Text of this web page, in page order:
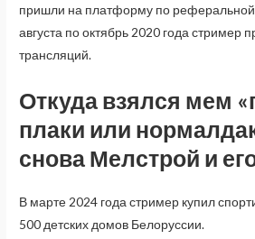
пришли на платформу по реферальной
августа по октябрь 2020 года стример
трансляций.
Откуда взялся мем
плаки или
снова Мелстрой и
В марте 2024 года стример купил
500 детских домов Белоруссии.